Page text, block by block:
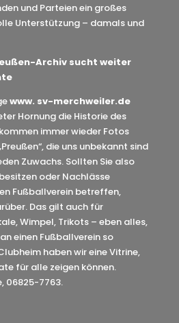
und Parteien ein großes
Unterstützung – damals und
Archiv sucht weiter
www. sv-merchweiler.de
Hornung die Historie des
immer wieder Fotos
die uns unbekannt sind
Zuwachs. Sollten Sie also
oder Nachlässe
Fußballverein betreffen,
Das gilt auch für
Wimpel, Trikots – eben alles,
einen Fußballverein so
haben wir eine Vitrine,
für alle zeigen können.
06825-7763.